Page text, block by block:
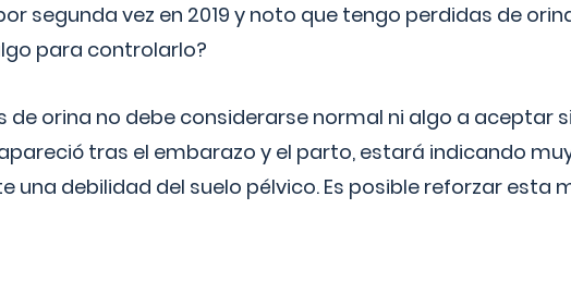
segunda vez en 2019 y noto que tengo perdidas de
para controlarlo?
de orina no debe considerarse normal ni algo a aceptar
tras el embarazo y el parto, estará indicando
una debilidad del suelo pélvico. Es posible reforzar esta